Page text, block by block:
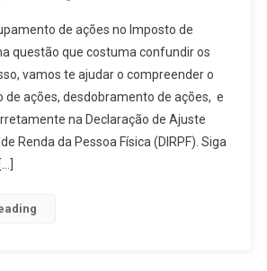
de ações no Imposto de
questão que costuma confundir os
vamos te ajudar o compreender o
de ações, desdobramento de ações, e
na Declaração de Ajuste
Renda da Pessoa Física (DIRPF). Siga